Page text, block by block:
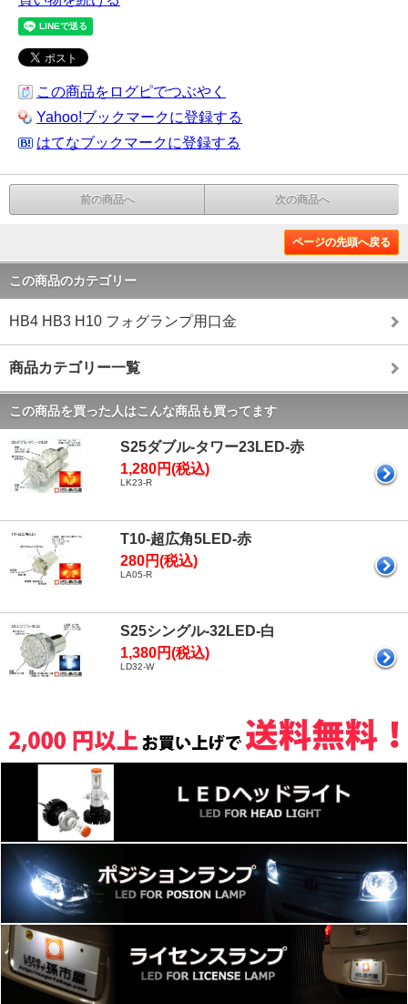
この商品をログピでつぶやく
Yahoo!ブックマークに登録する
はてなブックマークに登録する
前の商品へ 次の商品へ
ページの先頭へ戻る
この商品のカテゴリー
HB4 HB3 H10 フォグランプ用口金
商品カテゴリー一覧
この商品を買った人はこんな商品も買ってます
S25ダブル-タワー23LED-赤
1,280円(税込)
LK23-R
T10-超広角5LED-赤
280円(税込)
LA05-R
S25シングル-32LED-白
1,380円(税込)
LD32-W